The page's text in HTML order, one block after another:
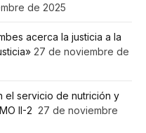
de 2025
acerca la justicia a la
27 de noviembre de
el servicio de nutrición y
II-2 27 de noviembre